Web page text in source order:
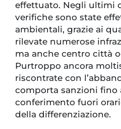
effettuato. Negli ultimi
verifiche sono state
ambientali, grazie ai
rilevate numerose
ma anche centro città
Purtroppo ancora
riscontrate con
comporta sanzioni fino
conferimento fuori
della differenziazione.